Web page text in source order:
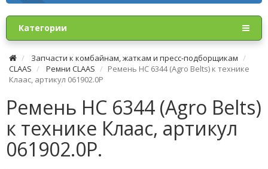
Категории
Запчасти к комбайнам, жаткам и пресс-подборщикам
CLAAS
Ремни CLAAS
Ремень HC 6344 (Agro Belts) к технике
Клаас, артикул 061902.0P
Ремень HC 6344 (Agro Belts)
к технике Клаас, артикул
061902.0P.